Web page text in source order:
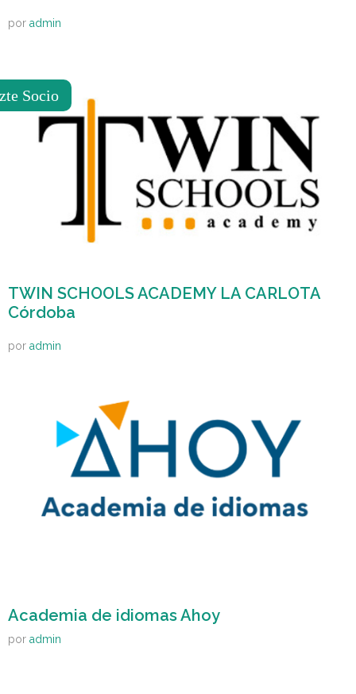
por admin
TWIN SCHOOLS ACADEMY LA CARLOTA
Córdoba
por admin
Academia de idiomas Ahoy
por admin
Socio